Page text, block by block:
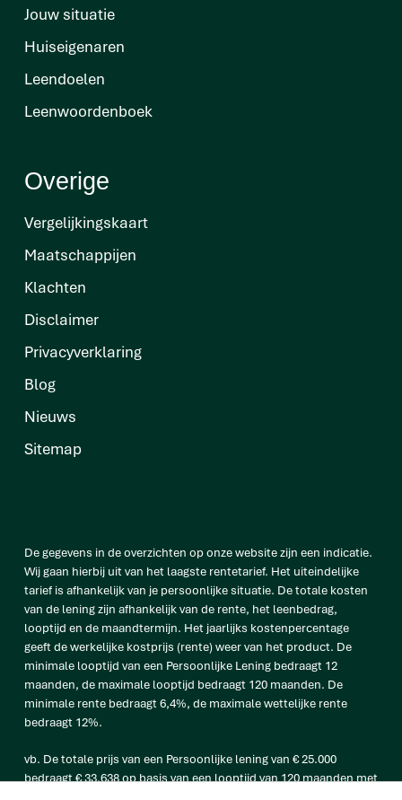
Jouw situatie
Huiseigenaren
Leendoelen
Leenwoordenboek
Overige
Vergelijkingskaart
Maatschappijen
Klachten
Disclaimer
Privacyverklaring
Blog
Nieuws
Sitemap
De gegevens in de overzichten op onze website zijn een indicatie.
Wij gaan hierbij uit van het laagste rentetarief. Het uiteindelijke
tarief is afhankelijk van je persoonlijke situatie. De totale kosten
van de lening zijn afhankelijk van de rente, het leenbedrag,
looptijd en de maandtermijn. Het jaarlijks kostenpercentage
geeft de werkelijke kostprijs (rente) weer van het product. De
minimale looptijd van een Persoonlijke Lening bedraagt 12
maanden, de maximale looptijd bedraagt 120 maanden. De
minimale rente bedraagt 6,4%, de maximale wettelijke rente
bedraagt 12%.
vb. De totale prijs van een Persoonlijke lening van € 25.000
bedraagt € 33.638 op basis van een looptijd van 120 maanden met